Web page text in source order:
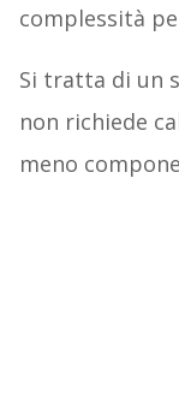
complessità
Si tratta di un
non richiede
meno